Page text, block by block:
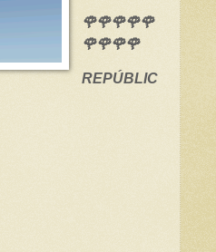
🌹🌹🌹🌹🌹
🌹🌹🌹🌹
REPÚBLIC